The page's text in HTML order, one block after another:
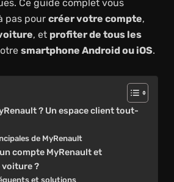
Ce guide complet vous
pas pour créer votre compte,
, et profiter de tous les
smartphone Android ou iOS.
? Un espace client tout-
de MyRenault
compte MyRenault et
?
et solutions